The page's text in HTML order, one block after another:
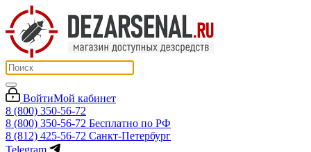
ВойтиМой кабинет
8 (800) 350-56-72
8 (800) 350-56-72 Бесплатно по РФ
8 (812) 425-56-72 Санкт-Петербург
Telegram